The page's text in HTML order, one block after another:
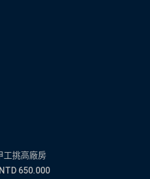
工挑高廠房
NTD 650.000